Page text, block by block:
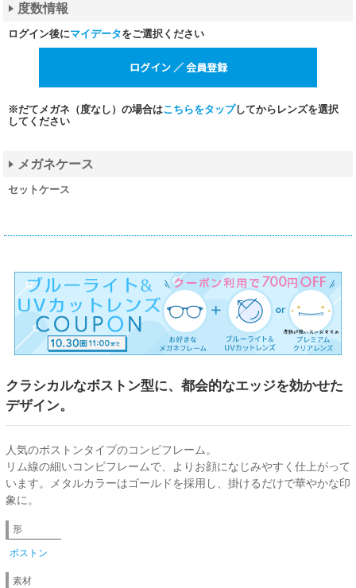
度数情報
ログイン後にマイデータをご選択ください
※だてメガネ（度なし）の場合はこちらをタップしてからレンズを選択
してください
メガネケース
セットケース
クラシカルなボストン型に、都会的なエッジを効かせた
デザイン。
人気のボストンタイプのコンビフレーム。
リム線の細いコンビフレームで、よりお顔になじみやすく仕上がって
います。メタルカラーはゴールドを採用し、掛けるだけで華やかな印
象に。
形
ボストン
素材